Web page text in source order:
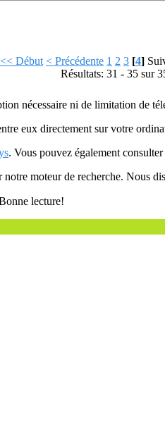
<< Début < Précédente 1 2 3 [4]
Résultats: 31 - 35 sur
nécessaire ni de limitation de
eux directement sur votre
. Vous pouvez également
moteur de recherche. Nous
lecture!